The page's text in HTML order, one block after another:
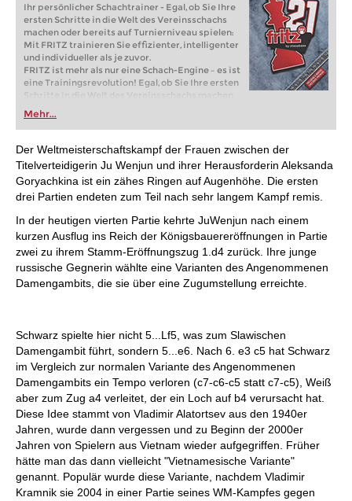
Ihr persönlicher Schachtrainer - Egal, ob Sie Ihre
ersten Schritte in die Welt des Vereinsschachs
machen oder bereits auf Turnierniveau spielen:
Mit FRITZ trainieren Sie effizienter, intelligenter
und individueller als je zuvor.
FRITZ ist mehr als nur eine Schach-Engine – es ist
eine Trainingsrevolution! Egal, ob Sie Ihre ersten
Schritte in die Welt des Vereinsschachs machen
oder bereits auf Turnierniveau spielen: Mit
FRITZ trainieren Sie effizienter, intelligenter und
individueller als je zuvor.
Mehr...
Der Weltmeisterschaftskampf der Frauen zwischen der
Titelverteidigerin Ju Wenjun und ihrer Herausforderin Aleksanda
Goryachkina ist ein zähes Ringen auf Augenhöhe. Die ersten
drei Partien endeten zum Teil nach sehr langem Kampf remis.
In der heutigen vierten Partie kehrte JuWenjun nach einem
kurzen Ausflug ins Reich der Königsbauereröffnungen in Partie
zwei zu ihrem Stamm-Eröffnungszug 1.d4 zurück. Ihre junge
russische Gegnerin wählte eine Varianten des Angenommenen
Damengambits, die sie über eine Zugumstellung erreichte.
Schwarz spielte hier nicht 5...Lf5, was zum Slawischen
Damengambit führt, sondern 5...e6. Nach 6. e3 c5 hat Schwarz
im Vergleich zur normalen Variante des Angenommenen
Damengambits ein Tempo verloren (c7-c6-c5 statt c7-c5), Weiß
aber zum Zug a4 verleitet, der ein Loch auf b4 verursacht hat.
Diese Idee stammt von Vladimir Alatortsev aus den 1940er
Jahren, wurde dann vergessen und zu Beginn der 2000er
Jahren von Spielern aus Vietnam wieder aufgegriffen. Früher
hätte man das dann vielleicht "Vietnamesische Variante"
genannt. Populär wurde diese Variante, nachdem Vladimir
Kramnik sie 2004 in einer Partie seines WM-Kampfes gegen